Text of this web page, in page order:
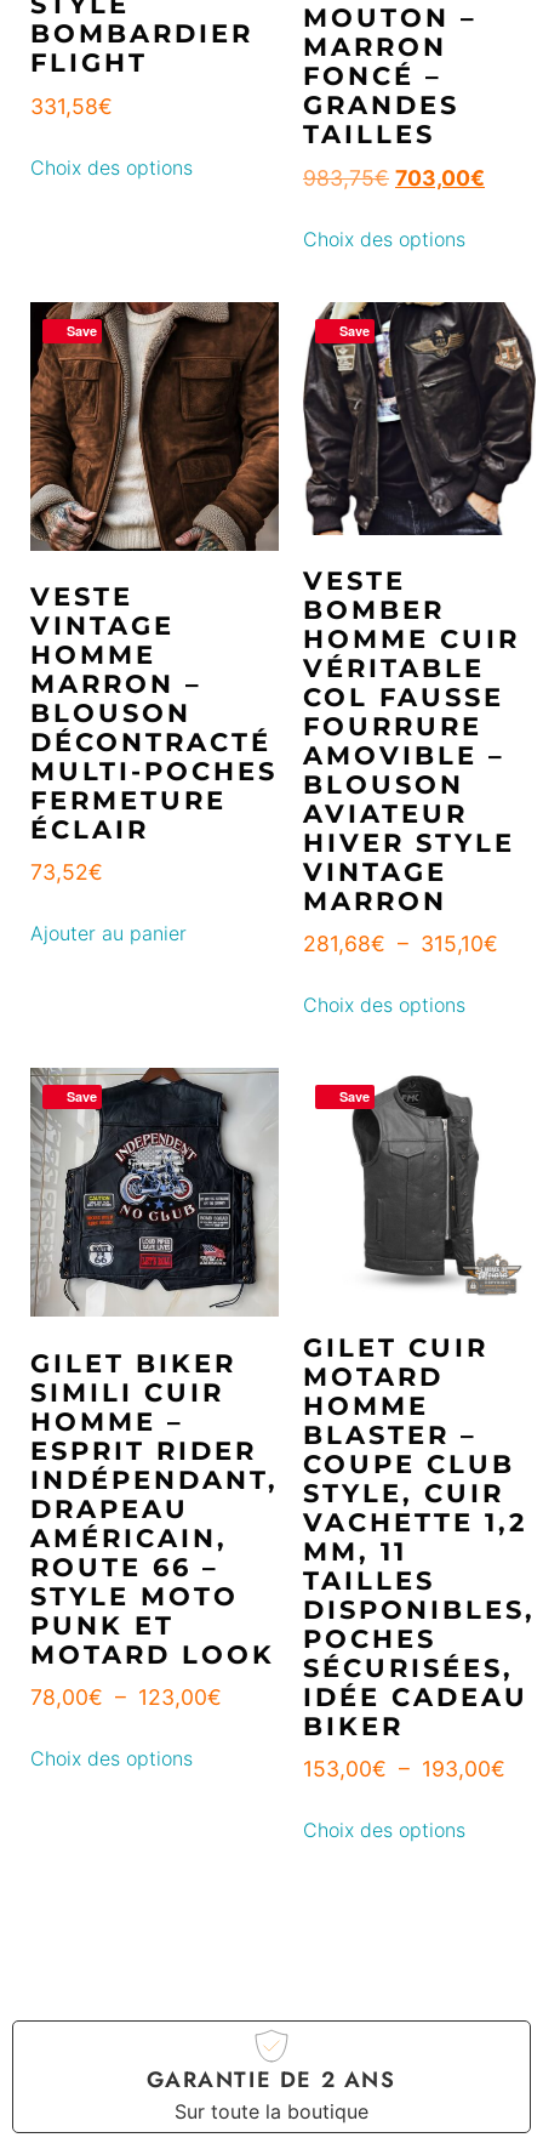
BOMBARDIER
FLIGHT
331,58€
Choix des options
MOUTON –
MARRON
FONCÉ –
GRANDES
TAILLES
983,75€ 703,00€
Choix des options
Save
VESTE
VINTAGE
HOMME
MARRON –
BLOUSON
DÉCONTRACTÉ
MULTI-POCHES
FERMETURE
ÉCLAIR
73,52€
Ajouter au panier
Save
VESTE
BOMBER
HOMME CUIR
VÉRITABLE
COL FAUSSE
FOURRURE
AMOVIBLE –
BLOUSON
AVIATEUR
HIVER STYLE
VINTAGE
MARRON
281,68€ – 315,10€
Choix des options
Save
GILET BIKER
SIMILI CUIR
HOMME –
ESPRIT RIDER
INDÉPENDANT,
DRAPEAU
AMÉRICAIN,
ROUTE 66 –
STYLE MOTO
PUNK ET
MOTARD LOOK
78,00€ – 123,00€
Choix des options
Save
GILET CUIR
MOTARD
HOMME
BLASTER –
COUPE CLUB
STYLE, CUIR
VACHETTE 1,2
MM, 11
TAILLES
DISPONIBLES,
POCHES
SÉCURISÉES,
IDÉE CADEAU
BIKER
153,00€ – 193,00€
Choix des options
GARANTIE DE 2 ANS
Sur toute la boutique